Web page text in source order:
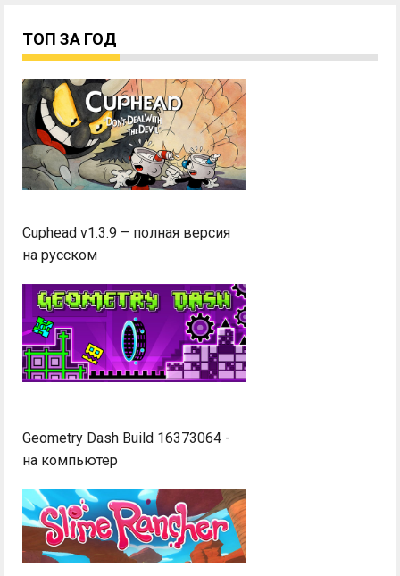
ТОП ЗА ГОД
Cuphead v1.3.9 – полная версия
на русском
Geometry Dash Build 16373064 -
на компьютер